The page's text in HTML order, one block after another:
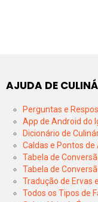
AJUDA DE
Perguntas e
App de Android do
Dicionário de
Caldas e Pontos de
Tabela de
Tabela de
Tradução de Ervas
Todos os Tipos de